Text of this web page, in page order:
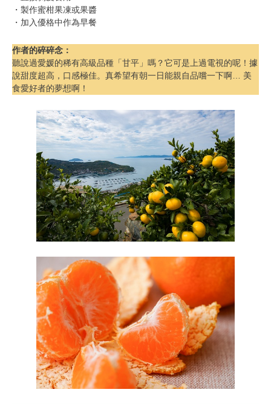
・製作蜜柑果凍或果醬
・加入優格中作為早餐
作者的碎碎念 ：
聽說過愛媛的稀有高級品種「甘平」嗎？它可是上過電視的呢！據
說甜度超高，口感極佳。真希望有朝一日能親自品嚐一下啊… 美
食愛好者的夢想啊！